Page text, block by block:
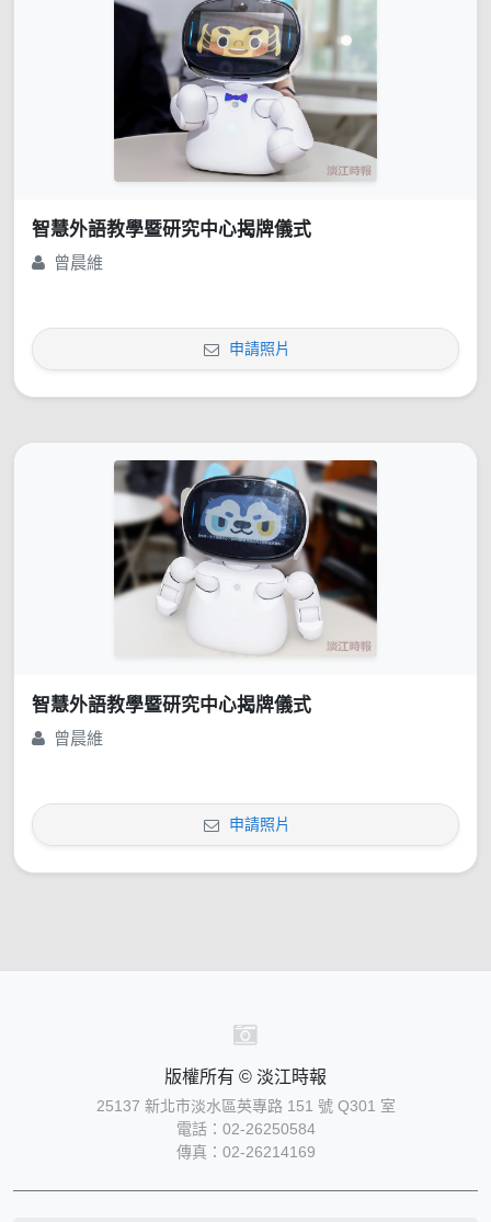
智慧外語教學暨研究中心揭牌儀式
曾晨維
申請照片
智慧外語教學暨研究中心揭牌儀式
曾晨維
申請照片
版權所有 © 淡江時報
25137 新北市淡水區英專路 151 號 Q301 室
電話：02-26250584
傳真：02-26214169